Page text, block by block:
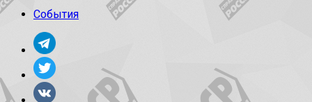
События